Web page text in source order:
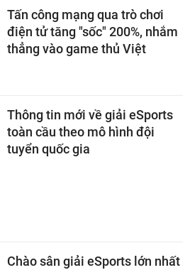
Tấn công mạng qua trò chơi
điện tử tăng "sốc" 200%, nhắm
thẳng vào game thủ Việt
Thông tin mới về giải eSports
toàn cầu theo mô hình đội
tuyển quốc gia
Chào sân giải eSports lớn nhất